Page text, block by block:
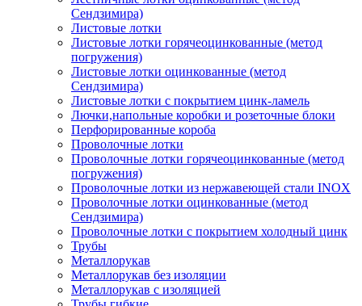
Сендзимира)
Листовые лотки
Листовые лотки горячеоцинкованные (метод
погружения)
Листовые лотки оцинкованные (метод
Сендзимира)
Листовые лотки с покрытием цинк-ламель
Лючки,напольные коробки и розеточные блоки
Перфорированные короба
Проволочные лотки
Проволочные лотки горячеоцинкованные (метод
погружения)
Проволочные лотки из нержавеющей стали INOX
Проволочные лотки оцинкованные (метод
Сендзимира)
Проволочные лотки с покрытием холодный цинк
Трубы
Металлорукав
Металлорукав без изоляции
Металлорукав с изоляцией